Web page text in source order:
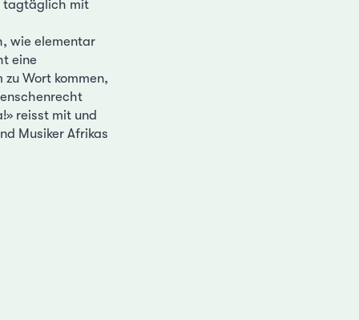
tagtäglich mit
wie elementar
eine
Wort kommen,
reisst mit und
Musiker Afrikas